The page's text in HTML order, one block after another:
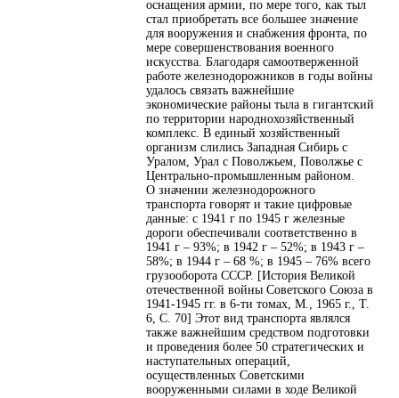
оснащения армии, по мере того, как тыл
стал приобретать все большее значение
для вооружения и снабжения фронта, по
мере совершенствования военного
искусства. Благодаря самоотверженной
работе железнодорожников в годы войны
удалось связать важнейшие
экономические районы тыла в гигантский
по территории народнохозяйственный
комплекс. В единый хозяйственный
организм слились Западная Сибирь с
Уралом, Урал с Поволжьем, Поволжье с
Центрально-промышленным районом.
О значении железнодорожного
транспорта говорят и такие цифровые
данные: с 1941 г по 1945 г железные
дороги обеспечивали соответственно в
1941 г – 93%; в 1942 г – 52%; в 1943 г –
58%; в 1944 г – 68 %; в 1945 – 76% всего
грузооборота СССР. [История Великой
отечественной войны Советского Союза в
1941-1945 гг. в 6-ти томах, М., 1965 г., Т.
6, С. 70] Этот вид транспорта являлся
также важнейшим средством подготовки
и проведения более 50 стратегических и
наступательных операций,
осуществленных Советскими
вооруженными силами в ходе Великой